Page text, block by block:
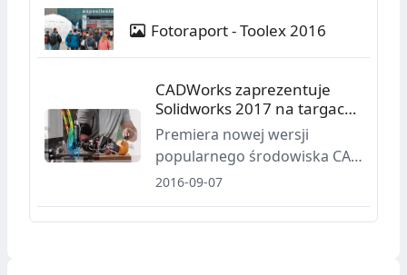
Fotoraport - Toolex 2016
CADWorks zaprezentuje
Solidworks 2017 na targach
Toolex
Premiera nowej wersji
popularnego środowiska CAD
będzie miała miejsce w
sosnowieckich targów Toolex.
2016-09-07